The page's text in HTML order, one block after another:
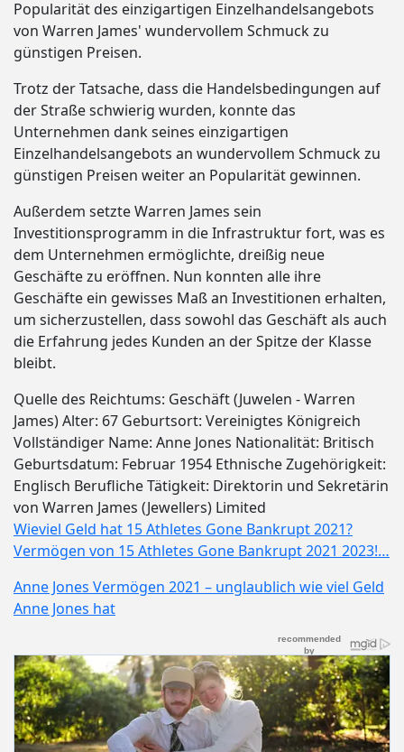
Popularität des einzigartigen Einzelhandelsangebots
von Warren James' wundervollem Schmuck zu
günstigen Preisen.
Trotz der Tatsache, dass die Handelsbedingungen auf
der Straße schwierig wurden, konnte das
Unternehmen dank seines einzigartigen
Einzelhandelsangebots an wundervollem Schmuck zu
günstigen Preisen weiter an Popularität gewinnen.
Außerdem setzte Warren James sein
Investitionsprogramm in die Infrastruktur fort, was es
dem Unternehmen ermöglichte, dreißig neue
Geschäfte zu eröffnen. Nun konnten alle ihre
Geschäfte ein gewisses Maß an Investitionen erhalten,
um sicherzustellen, dass sowohl das Geschäft als auch
die Erfahrung jedes Kunden an der Spitze der Klasse
bleibt.
Quelle des Reichtums: Geschäft (Juwelen - Warren
James) Alter: 67 Geburtsort: Vereinigtes Königreich
Vollständiger Name: Anne Jones Nationalität: Britisch
Geburtsdatum: Februar 1954 Ethnische Zugehörigkeit:
Englisch Berufliche Tätigkeit: Direktorin und Sekretärin
von Warren James (Jewellers) Limited
Wieviel Geld hat 15 Athletes Gone Bankrupt 2021?
Vermögen von 15 Athletes Gone Bankrupt 2021 2023!…
Anne Jones Vermögen 2021 – unglaublich wie viel Geld
Anne Jones hat